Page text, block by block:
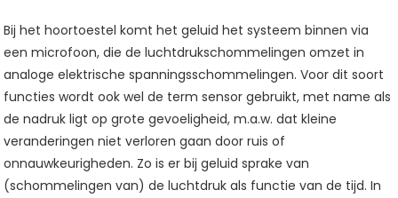
Bij het hoortoestel komt het geluid het systeem binnen via
een microfoon, die de luchtdrukschommelingen omzet in
analoge elektrische spanningsschommelingen. Voor dit soort
functies wordt ook wel de term sensor gebruikt, met name als
de nadruk ligt op grote gevoeligheid, m.a.w. dat kleine
veranderingen niet verloren gaan door ruis of
onnauwkeurigheden. Zo is er bij geluid sprake van
(schommelingen van) de luchtdruk als functie van de tijd. In